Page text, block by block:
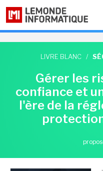
LIVRE BLANC /
Gérer les
confiance et
l'ère de la